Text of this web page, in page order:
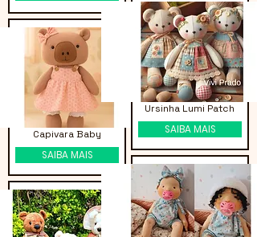
Capivara Baby
SAIBA MAIS
Ursinha Lumi Patch
SAIBA MAIS